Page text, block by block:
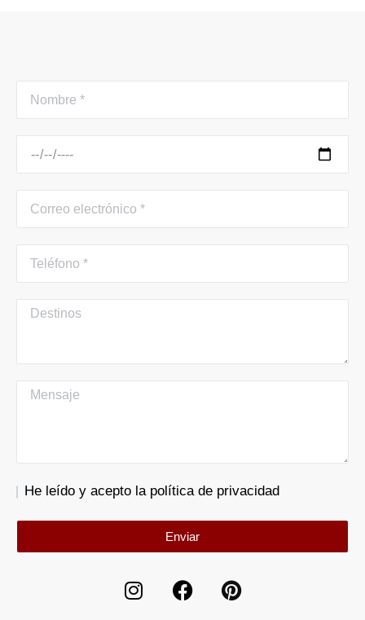
He leído y acepto la política de privacidad
Enviar